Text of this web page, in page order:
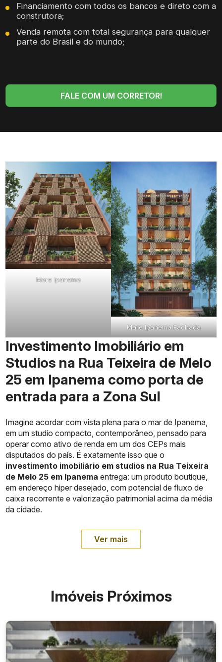
Financiamento com todos os bancos e direto com a
construtora;
Venda remota com total segurança para qualquer
parte do Brasil e do mundo;
FALE COM UM CORRETOR!
Mare Ipanema
Mare Ipanema Fachada
Investimento Imobiliário em
Studios na Rua Teixeira de Melo
25 em Ipanema como porta de
entrada para a Zona Sul
Imagine acordar com vista plena para o mar de Ipanema,
em um studio compacto, contemporâneo, pensado para
operar como ativo de renda em um dos CEPs mais
disputados do país. É exatamente isso que o
investimento imobiliário em studios na Rua Teixeira
de Melo 25 em Ipanema entrega: um produto boutique,
em endereço hiper desejado, com potencial de fluxo de
caixa recorrente e valorização patrimonial acima da média
da cidade.
Ver mais
Imóveis Próximos